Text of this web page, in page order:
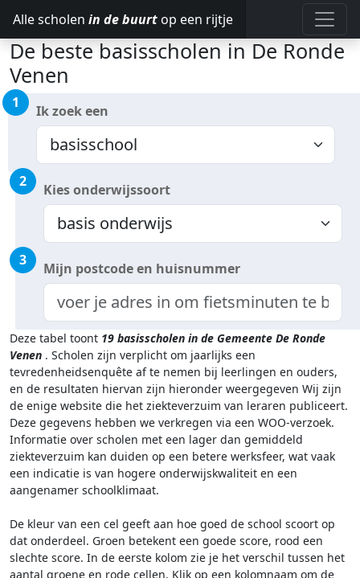
Alle scholen in de buurt op een rijtje
De beste basisscholen in De Ronde
Venen
1 Ik zoek een
2 Kies onderwijssoort
3 Mijn postcode en huisnummer
Deze tabel toont 19 basisscholen in de Gemeente De Ronde
Venen . Scholen zijn verplicht om jaarlijks een
tevredenheidsenquête af te nemen bij leerlingen en ouders,
en de resultaten hiervan zijn hieronder weergegeven Wij zijn
de enige website die het ziekteverzuim van leraren publiceert.
Deze gegevens hebben we verkregen via een WOO-verzoek.
Informatie over scholen met een lager dan gemiddeld
ziekteverzuim kan duiden op een betere werksfeer, wat vaak
een indicatie is van hogere onderwijskwaliteit en een
aangenamer schoolklimaat.
De kleur van een cel geeft aan hoe goed de school scoort op
dat onderdeel. Groen betekent een goede score, rood een
slechte score. In de eerste kolom zie je het verschil tussen het
aantal groene en rode cellen. Klik op een kolomnaam om de